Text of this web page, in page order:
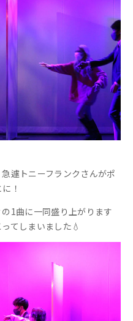
遽トニーフランクさんがポ
！
1曲に一同盛り上がります
てしまいました💧